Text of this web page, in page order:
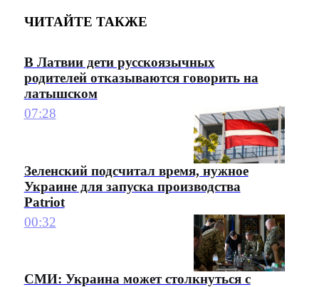
ЧИТАЙТЕ ТАКЖЕ
В Латвии дети русскоязычных
родителей отказываются говорить на
латышском
07:28
Зеленский подсчитал время, нужное
Украине для запуска производства
Patriot
00:32
СМИ: Украина может столкнуться с